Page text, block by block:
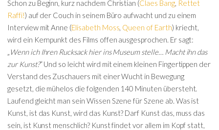
Schon zu Beginn, kurz nachdem Christian (Claes Bang, Rettet
Raffi!) auf der Couch in seinem Büro aufwacht und zu einem
Interview mit Anne (Elisabeth Moss Queen of Earth) kriecht,
wird ein Kernpunkt des Films offen ausgesprochen. Er sagt:
Wenn ich Ihren Rucksack hier ins Museum stelle… Macht ihn das
zur Kunst?“ Und so leicht wird mit einem kleinen Fingertippen der
Verstand des Zuschauers mit einer Wucht in Bewegung
gesetzt, die mühelos die folgenden 140 Minuten übersteht.
Laufend gleicht man sein Wissen Szene für Szene ab. Was ist
Kunst, ist das Kunst, wird das Kunst? Darf Kunst das, muss das
sein, ist Kunst menschlich? Kunst findet vor allem im Kopf statt,